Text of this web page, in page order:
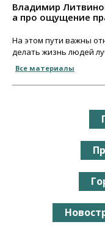
Владимир
а про ощущение
На этом пути важны
делать жизнь людей
Все материалы